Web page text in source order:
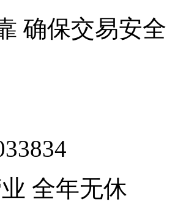
确保交易安全
全年无休